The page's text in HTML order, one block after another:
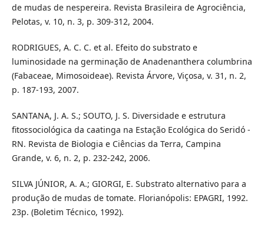
de mudas de nespereira. Revista Brasileira de Agrociência,
Pelotas, v. 10, n. 3, p. 309-312, 2004.
RODRIGUES, A. C. C. et al. Efeito do substrato e
luminosidade na germinação de Anadenanthera columbrina
(Fabaceae, Mimosoideae). Revista Árvore, Viçosa, v. 31, n. 2,
p. 187-193, 2007.
SANTANA, J. A. S.; SOUTO, J. S. Diversidade e estrutura
fitossociológica da caatinga na Estação Ecológica do Seridó -
RN. Revista de Biologia e Ciências da Terra, Campina
Grande, v. 6, n. 2, p. 232-242, 2006.
SILVA JÚNIOR, A. A.; GIORGI, E. Substrato alternativo para a
produção de mudas de tomate. Florianópolis: EPAGRI, 1992.
23p. (Boletim Técnico, 1992).